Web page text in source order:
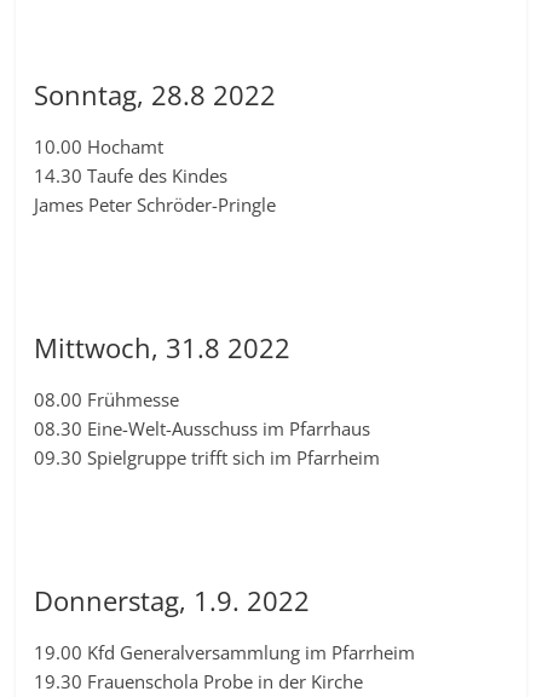
Sonntag, 28.8 2022
10.00 Hochamt
14.30 Taufe des Kindes
James Peter Schröder-Pringle
Mittwoch, 31.8 2022
08.00 Frühmesse
08.30 Eine-Welt-Ausschuss im Pfarrhaus
09.30 Spielgruppe trifft sich im Pfarrheim
Donnerstag, 1.9. 2022
19.00 Kfd Generalversammlung im Pfarrheim
19.30 Frauenschola Probe in der Kirche